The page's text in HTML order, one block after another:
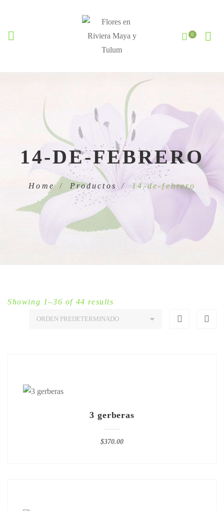
14-DE-FEBRERO
Home Productos 14-de-febrero
Showing 1–36 of 44 results
3 gerberas
$370.00